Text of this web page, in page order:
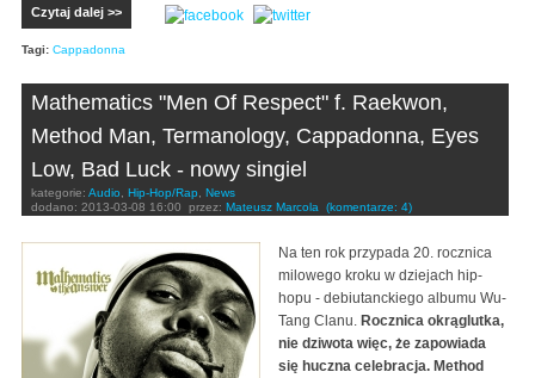
Czytaj dalej >>
Tagi: Cappadonna
Mathematics "Men Of Respect" f. Raekwon,
Method Man, Termanology, Cappadonna, Eyes
Low, Bad Luck - nowy singiel
kategorie: Audio, Hip-Hop/Rap, News
dodano: 2013-03-08 16:00 przez: Mateusz Marcola (komentarze: 4)
Na ten rok przypada 20. rocznica
milowego kroku w dziejach hip-
hopu - debiutanckiego albumu Wu-
Tang Clanu. Rocznica okrąglutka,
nie dziwota więc, że zapowiada
się huczna celebracja. Method